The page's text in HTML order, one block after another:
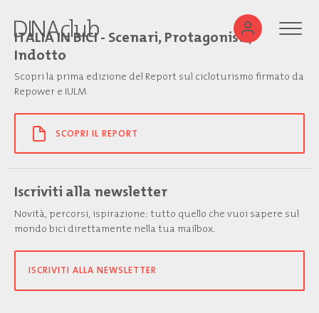
ITALIA IN BICI - Scenari, Protagonisti,
Indotto
Scopri la prima edizione del Report sul cicloturismo firmato da
Repower e IULM
SCOPRI IL REPORT
Iscriviti alla newsletter
Novità, percorsi, ispirazione: tutto quello che vuoi sapere sul
mondo bici direttamente nella tua mailbox.
ISCRIVITI ALLA NEWSLETTER